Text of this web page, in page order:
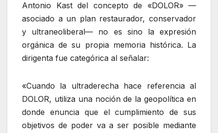
Antonio Kast del concepto de «DOLOR» —
asociado a un plan restaurador, conservador
y ultraneoliberal— no es sino la expresión
orgánica de su propia memoria histórica. La
dirigenta fue categórica al señalar:
«Cuando la ultraderecha hace referencia al
DOLOR, utiliza una noción de la geopolítica en
donde enuncia que el cumplimiento de sus
objetivos de poder va a ser posible mediante